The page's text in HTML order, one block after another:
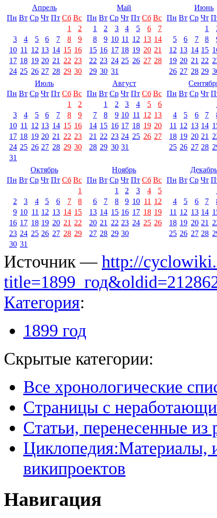
Апрель
Пн Вт Ср Чт Пт Сб Вс
1
2
3
4 5 6 7 8
9
10 11 12 13 14 15 16
17 18 19 20 21 22 23
24 25 26 27 28 29 30
Май
Пн Вт Ср Чт Пт Сб Вс
1
2 3 4 5 6
7
8
9 10 11 12 13 14
15 16 17 18 19 20 21
22 23 24 25 26 27 28
29 30 31
Июнь
Пн Вт Ср Чт
1
5
6 7 8
12 13 14 15
19 20 21 22
26 27 28 29
Июль
Пн Вт Ср Чт Пт Сб Вс
1
2
3
4 5 6 7 8
9
10 11 12 13 14 15 16
17 18 19 20 21 22 23
24 25 26 27 28 29 30
31
Август
Пн Вт Ср Чт Пт Сб Вс
1
2 3 4 5
6
7
8 9 10 11 12 13
14 15 16 17 18 19 20
21 22 23 24 25 26 27
28 29 30 31
Пн Вт Ср Чт
4
5 6 7
11 12 13 14
18 19 20 21
25 26 27 28
Октябрь
Пн Вт Ср Чт Пт Сб Вс
1
2
3 4 5 6 7
8
9 10 11 12 13 14 15
16 17 18 19 20 21 22
23 24 25 26 27 28 29
30 31
Ноябрь
Пн Вт Ср Чт Пт Сб Вс
1
2 3 4
5
6
7 8 9 10 11 12
13 14 15 16 17 18 19
20 21 22 23 24 25 26
27 28 29 30
Пн Вт Ср Чт
4
5 6 7
11 12 13 14
18 19 20 21
25 26 27 28
Источник — http://
Категория:
1899 год
Скрытые категории:
Все хронологические
Страницы с
Статьи, перенесенные из
Циклопедия:Материалы,
википроектов
Навигация